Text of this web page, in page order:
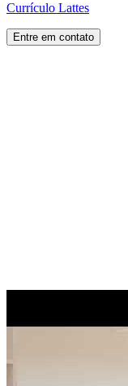
Currículo Lattes
Entre em contato